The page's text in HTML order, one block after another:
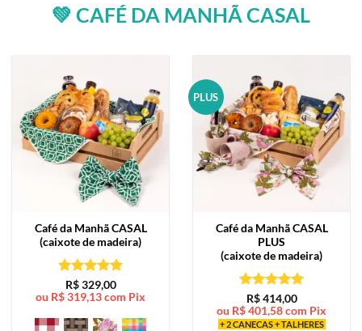
💚 CAFÉ DA MANHÃ CASAL
Café da ManhãCASAL
(caixote de madeira)
Avaliação5
de 5
R$329,00
ou R$319,13com Pix
PLUS
Café da ManhãCASAL
PLUS
(caixote de madeira)
Avaliação5
de 5
R$414,00
ou R$401,58com Pix
+ 2 CANECAS + TALHERES